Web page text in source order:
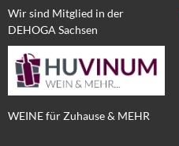
Wir sind Mitglied in der
DEHOGA Sachsen
WEINE für Zuhause & MEHR